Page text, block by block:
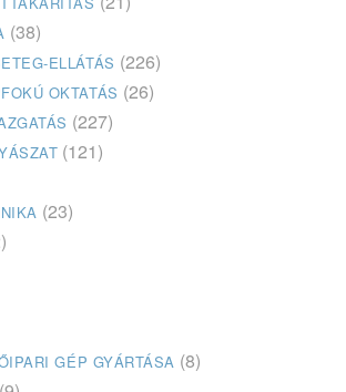
(38)
ELLÁTÁS (226)
OKTATÁS (26)
(227)
(121)
(23)
GÉP GYÁRTÁSA (8)